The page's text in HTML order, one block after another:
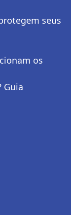
seus
os
Guia